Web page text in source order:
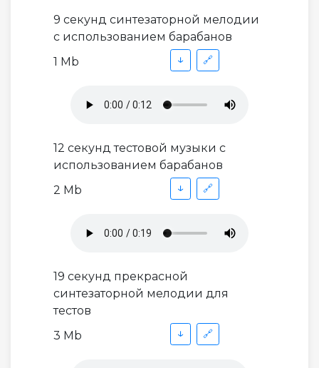
9 секунд синтезаторной мелодии
с использованием барабанов
1 Mb
↓ 🔗
12 секунд тестовой музыки с
использованием барабанов
2 Mb
↓ 🔗
19 секунд прекрасной
синтезаторной мелодии для
тестов
3 Mb
↓ 🔗